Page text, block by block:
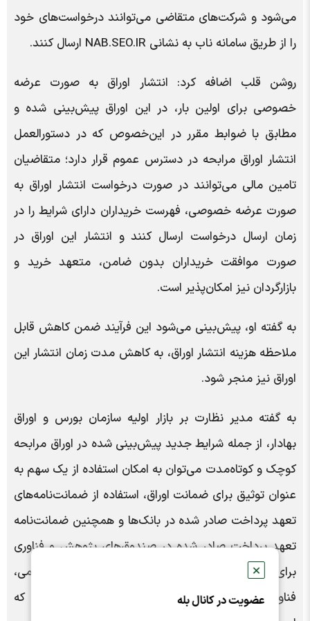
✕
عضویت در کانال بله
می‌شود و شرکت‌های متقاضی می‌توانند درخواست‌های خود
را از طریق سامانه ناب به نشانی NAB.SEO.IR ارسال کنند.
روشن قلب اضافه کرد: انتشار اوراق به صورت عرضه
خصوصی برای اولین بار، در این اوراق پیش‌بینی شده و
مطابق با ضوابط مقرر در این‌خصوص که در دستورالعمل
انتشار اوراق مرابحه در دسترس عموم قرار دارد؛ متقاضیان
تامین مالی می‌توانند در صورت درخواست انتشار اوراق به
صورت عرضه خصوصی، فهرست خریداران دارای شرایط را در
زمان ارسال درخواست ارسال کنند و انتشار این اوراق در
صورت موافقت خریداران بدون ضامن، متعهد خرید و
بازارگردان نیز امکان‌پذیر است.
به گفته او، پیش‌بینی می‌شود این فرآیند ضمن کاهش قابل
ملاحظه هزینه انتشار اوراق، به کاهش مدت زمان انتشار این
اوراق نیز منجر شود.
به گفته مدیر نظارت بر بازار اولیه سازمان بورس و اوراق
بهادار، از جمله شرایط جدید پیش‌بینی شده در اوراق مرابحه
کوچک و کوتاه‌مدت می‌توان به امکان استفاده از یک سهم به
عنوان توثیق برای ضمانت اوراق، استفاده از ضمانت‌نامه‌های
تعهد پرداخت صادر شده در بانک‌ها و همچنین ضمانت‌نامه
تعهد پرداخت صادر شده در صندوق‌های پژوهش و فناوری
برای شرکت‌های دانش‌بنیان دارای مجوز از معاونت علمی،
فناوری و اقتصاد دانش‌بنیان ریاست جمهوری اشاره کرد که